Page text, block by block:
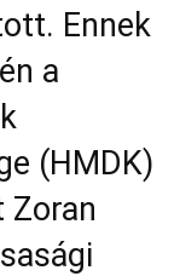
Ennek
a
(HMDK)
Zoran